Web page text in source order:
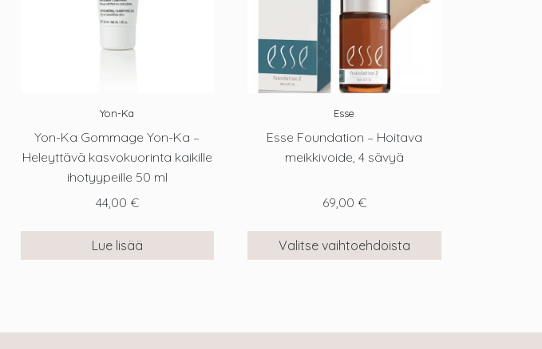
Yon-Ka
Yon-Ka Gommage Yon-Ka –
Heleyttävä kasvokuorinta kaikille
ihotyypeille 50 ml
44,00 €
Lue lisää
Esse
Esse Foundation – Hoitava
meikkivoide, 4 sävyä
69,00 €
Valitse vaihtoehdoista